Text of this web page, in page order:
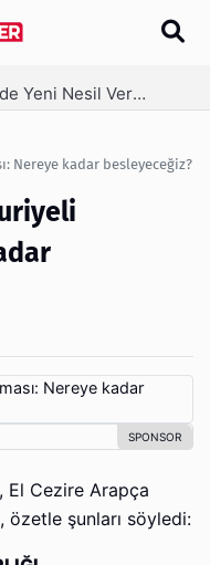
Ambalaj Süreçlerinde Yeni Nesil Verimliliği Olimpack ile Yakalayın 3 hafta önce
Nereye kadar besleyeceğiz?
El Cezire Arapça
özetle şunları söyledi: